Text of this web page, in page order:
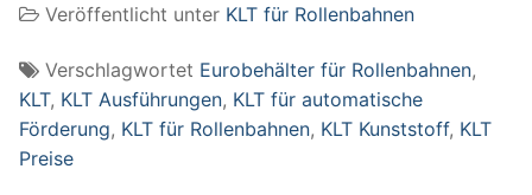
210 mm, grün
Veröffentlicht unter KLT für Rollenbahnen
Verschlagwortet Eurobehälter für Rollenbahnen,
KLT, KLT Ausführungen, KLT für automatische
Förderung, KLT für Rollenbahnen, KLT Kunststoff, KLT
Preise